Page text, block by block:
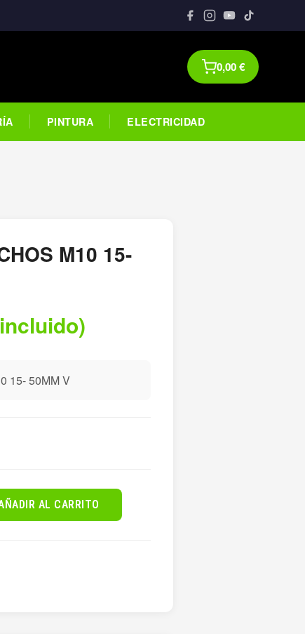
0,00€
PINTURA ELECTRICIDAD
M10 15-
15- 50MM V
AL CARRITO